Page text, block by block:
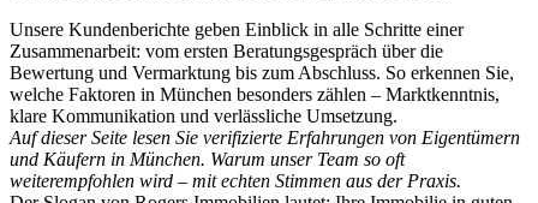
Unsere Kundenberichte geben Einblick in alle Schritte einer
Zusammenarbeit: vom ersten Beratungsgespräch über die
Bewertung und Vermarktung bis zum Abschluss. So erkennen Sie,
welche Faktoren in München besonders zählen – Marktkenntnis,
klare Kommunikation und verlässliche Umsetzung.
Auf dieser Seite lesen Sie verifizierte Erfahrungen von Eigentümern
und Käufern in München. Warum unser Team so oft
weiterempfohlen wird – mit echten Stimmen aus der Praxis.